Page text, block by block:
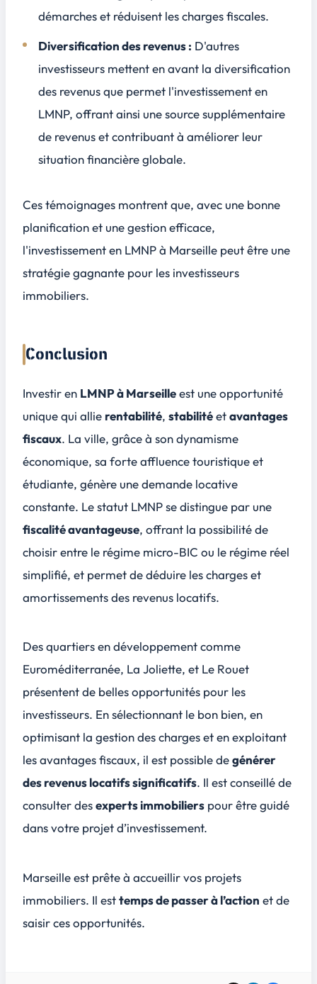
démarches et réduisent les charges fiscales.
Diversification des revenus : D'autres
investisseurs mettent en avant la diversification
des revenus que permet l'investissement en
LMNP, offrant ainsi une source supplémentaire
de revenus et contribuant à améliorer leur
situation financière globale.
Ces témoignages montrent que, avec une bonne
planificationet unegestion efficace,
l'investissement en LMNP à Marseille peut être une
stratégie gagnante pour les investisseurs
immobiliers.
Conclusion
Investir en LMNP à Marseilleest uneopportunité
uniquequi allie rentabilité, stabilitéetavantages
fiscaux. La ville, grâce à sondynamisme
économique, sa forte affluence touristiqueet
étudiante, génère une demande locative
constante. Le statut LMNP se distingue par une
fiscalité avantageuse, offrant la possibilité de
choisir entre le régime micro-BIC ou le régime réel
simplifié, et permet de déduire les charges et
amortissements des revenus locatifs.
Des quartiers en développement comme
Euroméditerranée, La Joliette, et Le Rouet
présentent de belles opportunités pour les
investisseurs. En sélectionnant le bon bien, en
optimisant la gestion des charges et en exploitant
les avantages fiscaux, il est possible degénérer
des revenus locatifs significatifs. Il est conseillé de
consulter desexperts immobiliers pour être guidé
dans votre projet d’investissement.
Marseille est prête à accueillir vos projets
immobiliers. Il esttemps de passer à l’action et de
saisir ces opportunités.